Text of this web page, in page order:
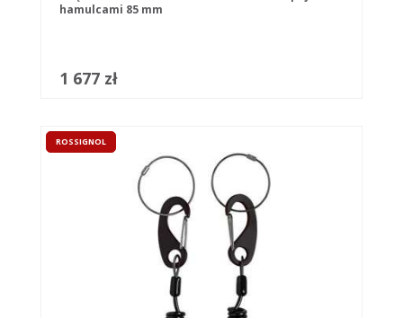
hamulcami 85 mm
1 677 zł
ROSSIGNOL